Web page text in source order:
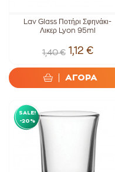
Lav Glass Ποτήρι Σφηνάκι-
Λικερ Lyon 95ml
1,40 € 1,12 €
ΑΓΟΡΑ
SALE!
-20%